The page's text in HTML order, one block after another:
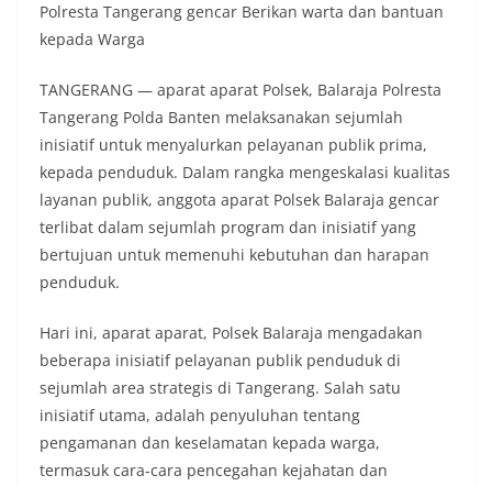
Polresta Tangerang gencar Berikan warta dan bantuan
kepada Warga
TANGERANG — aparat aparat Polsek, Balaraja Polresta
Tangerang Polda Banten melaksanakan sejumlah
inisiatif untuk menyalurkan pelayanan publik prima,
kepada penduduk. Dalam rangka mengeskalasi kualitas
layanan publik, anggota aparat Polsek Balaraja gencar
terlibat dalam sejumlah program dan inisiatif yang
bertujuan untuk memenuhi kebutuhan dan harapan
penduduk.
Hari ini, aparat aparat, Polsek Balaraja mengadakan
beberapa inisiatif pelayanan publik penduduk di
sejumlah area strategis di Tangerang. Salah satu
inisiatif utama, adalah penyuluhan tentang
pengamanan dan keselamatan kepada warga,
termasuk cara-cara pencegahan kejahatan dan